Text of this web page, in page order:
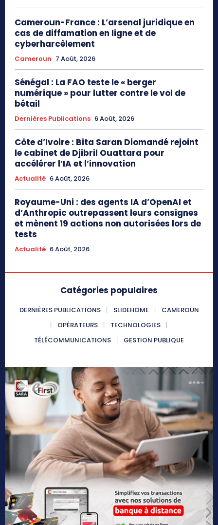
Cameroun-France : L’arsenal juridique en
cas de diffamation en ligne et de
cyberharcèlement
Cameroun 7 Août, 2026
Sénégal : La FAO teste le « berger
numérique » pour lutter contre le vol de
bétail
Dernières Publications 6 Août, 2026
Côte d’Ivoire : Bita Saran Diomandé rejoint
le cabinet de Djibril Ouattara pour
accélérer l’IA et l’innovation
Actualité 6 Août, 2026
Royaume-Uni : des agents IA d’OpenAI et
d’Anthropic outrepassent leurs consignes
et mènent 19 actions non autorisées lors de
tests
Actualité 6 Août, 2026
Catégories populaires
DERNIÈRES PUBLICATIONS SLIDEHOME
CAMEROUN
OPÉRATEURS
TECHNOLOGIES
TÉLÉCOMMUNICATIONS
GESTION PUBLIQUE